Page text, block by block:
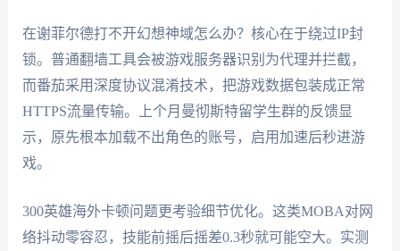
在谢菲尔德打不开幻想神域怎么办？核心在于绕过IP封
锁。普通翻墙工具会被游戏服务器识别为代理并拦截，
而番茄采用深度协议混淆技术，把游戏数据包装成正常
HTTPS流量传输。上个月曼彻斯特留学生群的反馈显
示，原先根本加载不出角色的账号，启用加速后秒进游
戏。
300英雄海外卡顿问题更考验细节优化。这类MOBA对网
络抖动零容忍，技能前摇后摇差0.3秒就可能空大。实测